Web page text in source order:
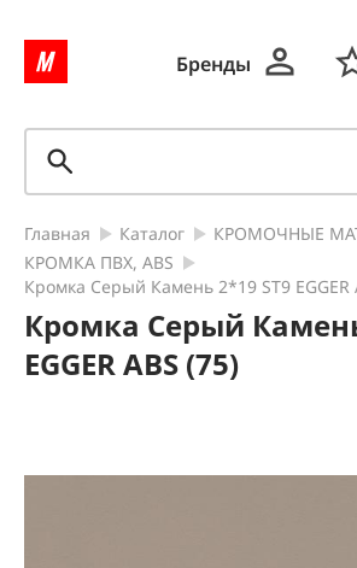
Бренды
Главная Каталог
КРОМОЧНЫЕ
КРОМКА ПВХ, ABS
Кромка Серый Камень 2*19 ST9 EGGER
Кромка Серый
EGGER ABS (75)